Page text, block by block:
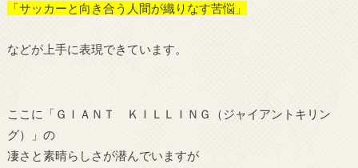
「サッカーと向き合う人間が織りなす苦悩」
などが上手に表現できています。
ここに「ＧＩＡＮＴ ＫＩＬＬＩＮＧ（ジャイアントキリン
グ）」の
凄さと素晴らしさが潜んでいますが